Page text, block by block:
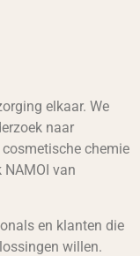
elkaar. We
naar
chemie
van
en klanten die
willen.